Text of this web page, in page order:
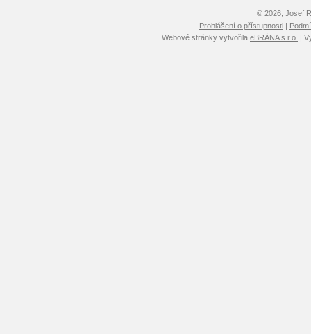
© 2026, Josef
Prohlášení o přístupnosti|
Webové stránky vytvořila eBRÁNA s.r.o. |